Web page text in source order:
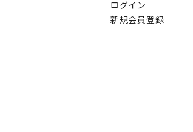
ログイン
新規会員登録